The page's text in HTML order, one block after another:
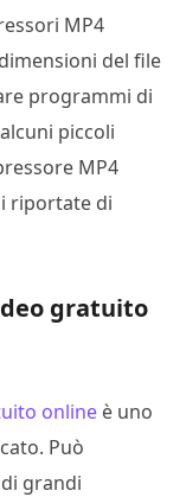
MP4
del file
programmi di
piccoli
MP4
riportate di
gratuito
online è uno
Può
grandi